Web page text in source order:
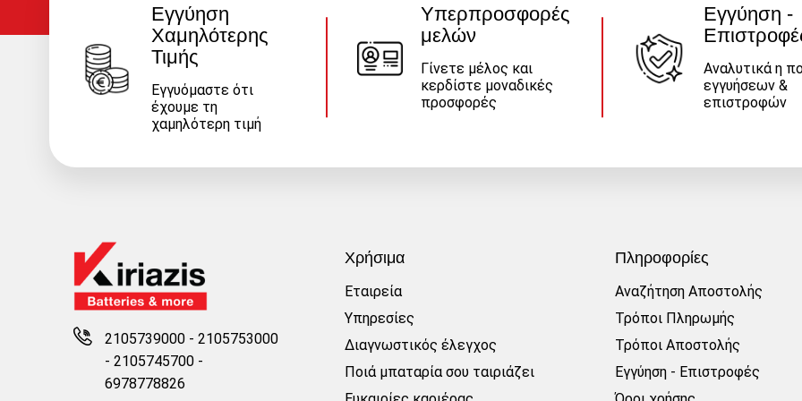
Εγγύηση
Χαμηλότερης
Τιμής
Εγγυόμαστε ότι
έχουμε τη
χαμηλότερη τιμή
Υπερπροσφορές
μελών
Γίνετε μέλος και
κερδίστε μοναδικές
προσφορές
Εγγύηση -
Αναλυτικά η
εγγυήσεων &
επιστροφών
2105739000 - 2105753000
-2105745700 -
6978778826
Χρήσιμα
Εταιρεία
Υπηρεσίες
Διαγνωστικός έλεγχος
Ποιά μπαταρία σου ταιριάζει
Πληροφορίες
Αναζήτηση Αποστολής
Τρόποι Πληρωμής
Τρόποι Αποστολής
Εγγύηση - Επιστροφές